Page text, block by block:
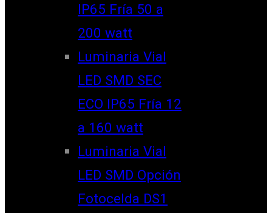
IP65 Fría 50 a
200 watt
Luminaria Vial
LED SMD SEC
ECO IP65 Fría 12
a 160 watt
Luminaria Vial
LED SMD Opción
Fotocelda DS1